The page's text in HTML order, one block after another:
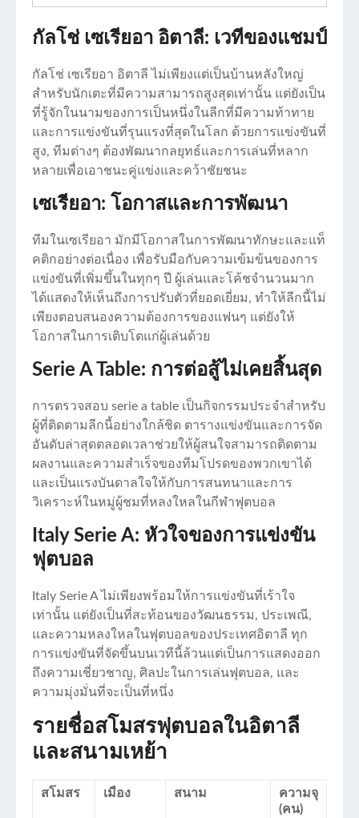
กัลโช่ เซเรียอา อิตาลี: เวทีของแชมป์
กัลโช่ เซเรียอา อิตาลี ไม่เพียงแต่เป็นบ้านหลังใหญ่
สำหรับนักเตะที่มีความสามารถสูงสุดเท่านั้น แต่ยังเป็น
ที่รู้จักในนามของการเป็นหนึ่งในลีกที่มีความท้าทาย
และการแข่งขันที่รุนแรงที่สุดในโลก ด้วยการแข่งขันที่
สูง, ทีมต่างๆ ต้องพัฒนากลยุทธ์และการเล่นที่หลาก
หลายเพื่อเอาชนะคู่แข่งและคว้าชัยชนะ
เซเรียอา: โอกาสและการพัฒนา
ทีมในเซเรียอา มักมีโอกาสในการพัฒนาทักษะและแท็
คติกอย่างต่อเนื่อง เพื่อรับมือกับความเข้มข้นของการ
แข่งขันที่เพิ่มขึ้นในทุกๆ ปี ผู้เล่นและโค้ชจำนวนมาก
ได้แสดงให้เห็นถึงการปรับตัวที่ยอดเยี่ยม, ทำให้ลีกนี้ไม่
เพียงตอบสนองความต้องการของแฟนๆ แต่ยังให้
โอกาสในการเติบโตแก่ผู้เล่นด้วย
Serie A Table: การต่อสู้ไม่เคยสิ้นสุด
การตรวจสอบ serie a table เป็นกิจกรรมประจำสำหรับ
ผู้ที่ติดตามลีกนี้อย่างใกล้ชิด ตารางแข่งขันและการจัด
อันดับล่าสุดตลอดเวลาช่วยให้ผู้สนใจสามารถติดตาม
ผลงานและความสำเร็จของทีมโปรดของพวกเขาได้
และเป็นแรงบันดาลใจให้กับการสนทนาและการ
วิเคราะห์ในหมู่ผู้ชมที่หลงใหลในกีฬาฟุตบอล
Italy Serie A: หัวใจของการแข่งขัน
ฟุตบอล
Italy Serie A ไม่เพียงพร้อมให้การแข่งขันที่เร้าใจ
เท่านั้น แต่ยังเป็นที่สะท้อนของวัฒนธรรม, ประเพณี,
และความหลงใหลในฟุตบอลของประเทศอิตาลี ทุก
การแข่งขันที่จัดขึ้นบนเวทีนี้ล้วนแต่เป็นการแสดงออก
ถึงความเชี่ยวชาญ, ศิลปะในการเล่นฟุตบอล, และ
ความมุ่งมั่นที่จะเป็นที่หนึ่ง
รายชื่อสโมสรฟุตบอลในอิตาลี
และสนามเหย้า
สโมสร เมือง สนาม
ความจุ
(คน)